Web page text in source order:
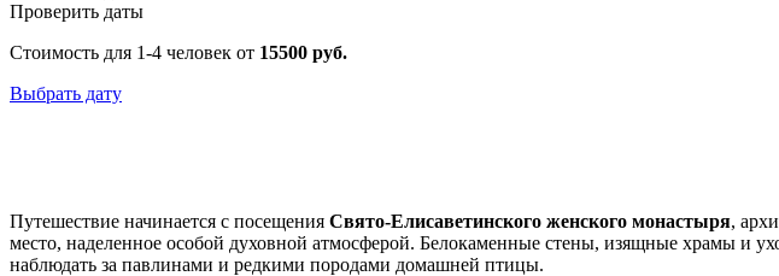
Проверить даты
Стоимость для 1-4 человек от 15500 руб.
Выбрать дату
Путешествие начинается с посещения Свято-Елисаветинского женского монастыря,
место, наделенное особой духовной атмосферой. Белокаменные стены, изящные храмы и
наблюдать за павлинами и редкими породами домашней птицы.